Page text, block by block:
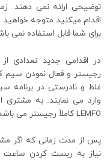
توضیحی ارائه نمی دهند.
اقدام میکنید متوجه
برای شما قابل استفاده نمی
در اقدامی جدید تعدادی
رجیستر و فعال نمودن سیم
غلط و نادرستی در برنامه
وارد می نمایند. به
LEMFO کاملاً رجیستر می باشد.
پس از مدت زمانی که اگر
نیاز به ریست کردن ساعت